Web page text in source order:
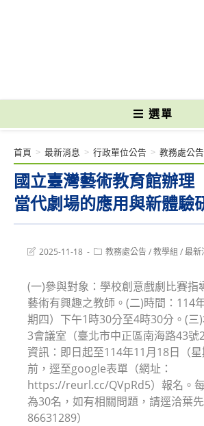
選單
國立臺灣藝術教育館辦理
當代劇場的應用與新體驗
首頁 > 最新消息 > 行政單位公告 > 教務處公告
Post2025-11-18
Post教務處公告/教學組 /最新
(一)參與對象：學校創意戲劇比賽指
藝術有興趣之教師。(二)時間：114
期四）下午1時30分至4時30分。(三
3會議室（臺北市中正區南海路43號
資訊：即日起至114年11月18日（
前，逕至google表單（網址：
https://reurl.cc/QVpRd5）報名。
為30名，如有相關問題，請逕洽葉
86631289）